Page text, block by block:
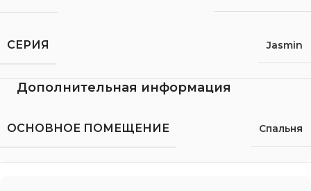
СЕРИЯ Jasmin
Дополнительная информация
ОСНОВНОЕ ПОМЕЩЕНИЕ Спальня